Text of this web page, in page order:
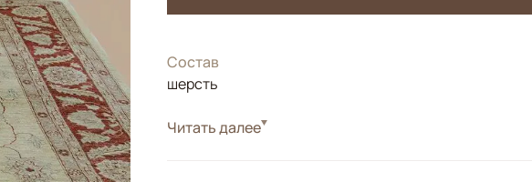
Состав
шерсть
ЦветаБелый/Сливочный, Бежевый, Красный/
Читать далее